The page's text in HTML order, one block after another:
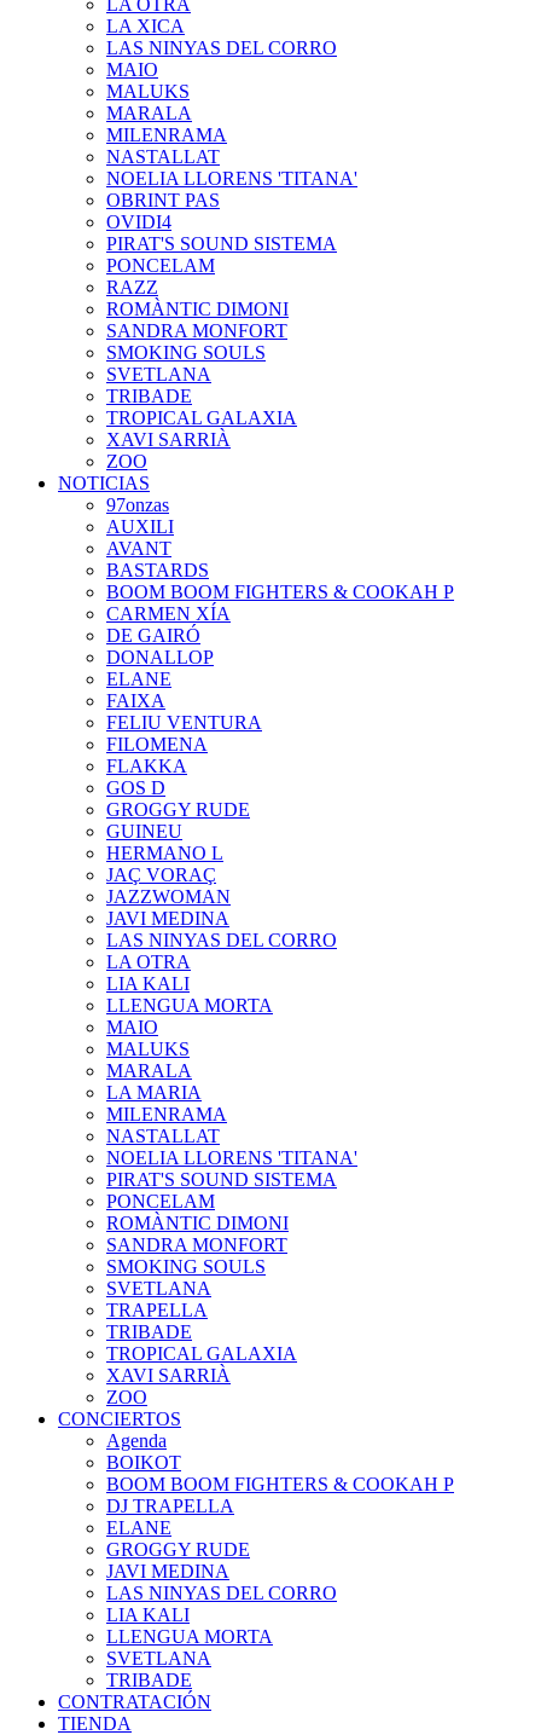
LA OTRA
LA XICA
LAS NINYAS DEL CORRO
MAIO
MALUKS
MARALA
MILENRAMA
NASTALLAT
NOELIA LLORENS 'TITANA'
OBRINT PAS
OVIDI4
PIRAT'S SOUND SISTEMA
PONCELAM
RAZZ
ROMÀNTIC DIMONI
SANDRA MONFORT
SMOKING SOULS
SVETLANA
TRIBADE
TROPICAL GALAXIA
XAVI SARRIÀ
ZOO
NOTICIAS
97onzas
AUXILI
AVANT
BASTARDS
BOOM BOOM FIGHTERS & COOKAH P
CARMEN XÍA
DE GAIRÓ
DONALLOP
ELANE
FAIXA
FELIU VENTURA
FILOMENA
FLAKKA
GOS D
GROGGY RUDE
GUINEU
HERMANO L
JAÇ VORAÇ
JAZZWOMAN
JAVI MEDINA
LAS NINYAS DEL CORRO
LA OTRA
LIA KALI
LLENGUA MORTA
MAIO
MALUKS
MARALA
LA MARIA
MILENRAMA
NASTALLAT
NOELIA LLORENS 'TITANA'
PIRAT'S SOUND SISTEMA
PONCELAM
ROMÀNTIC DIMONI
SANDRA MONFORT
SMOKING SOULS
SVETLANA
TRAPELLA
TRIBADE
TROPICAL GALAXIA
XAVI SARRIÀ
ZOO
CONCIERTOS
Agenda
BOIKOT
BOOM BOOM FIGHTERS & COOKAH P
DJ TRAPELLA
ELANE
GROGGY RUDE
JAVI MEDINA
LAS NINYAS DEL CORRO
LIA KALI
LLENGUA MORTA
SVETLANA
TRIBADE
CONTRATACIÓN
TIENDA